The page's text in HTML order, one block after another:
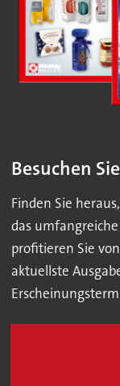
Besuchen
Finden Sie
das
profitieren Sie
aktuellste